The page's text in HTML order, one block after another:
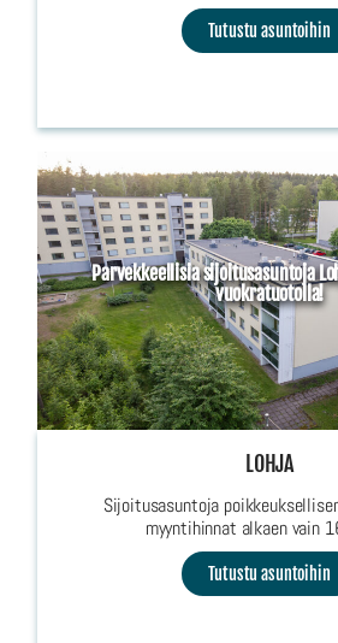
Tutustu asuntoihin
Parvekkeellisia sijoitusasuntoja
vuokratuotolla!
LOHJA
Sijoitusasuntoja
myyntihinnat alkaen vain
Tutustu asuntoihin